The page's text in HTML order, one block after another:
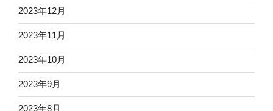
2023年12月
2023年11月
2023年10月
2023年9月
2023年8月